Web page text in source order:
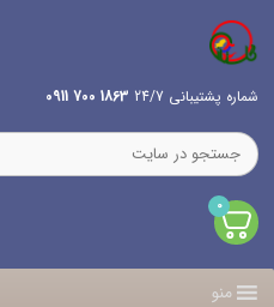
شماره پشتیبانی 24/7 1863 700 0911
0
منو